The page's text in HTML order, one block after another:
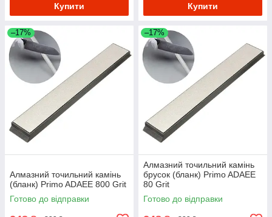
Купити Купити
–17%
Алмазний точильний камінь
(бланк) Primo ADAEE 800 Grit
Готово до відправки
–17%
Алмазний точильний камінь
брусок (бланк) Primo ADAEE
80 Grit
Готово до відправки